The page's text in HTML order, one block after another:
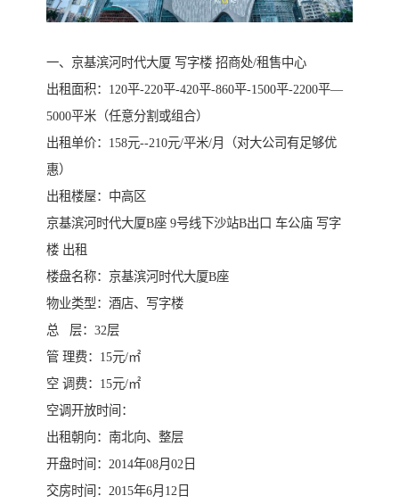
一、京基滨河时代大厦 写字楼 招商处/租售中心
出租面积：120平-220平-420平-860平-1500平-2200平—
5000平米（任意分割或组合）
出租单价：158元--210元/平米/月（对大公司有足够优
惠）
出租楼屋：中高区
京基滨河时代大厦B座 9号线下沙站B出口 车公庙 写字
楼 出租
楼盘名称：京基滨河时代大厦B座
物业类型：酒店、写字楼
总 层：32层
管 理费：15元/㎡
空 调费：15元/㎡
空调开放时间：
出租朝向：南北向、整层
开盘时间：2014年08月02日
交房时间：2015年6月12日